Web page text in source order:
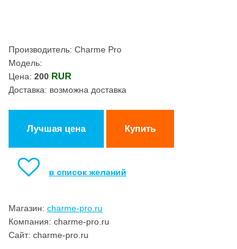
Производитель: Charme Pro
Модель:
Цена: 200 RUR
Доставка: возможна доставка
Лучшая цена Купить
в список желаний
Магазин: charme-pro.ru
Компания: charme-pro.ru
Сайт: charme-pro.ru